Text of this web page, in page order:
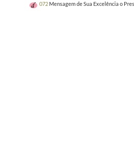
072 Mensagem de Sua Excelência o